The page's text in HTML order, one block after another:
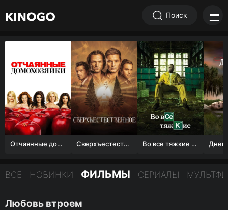
Поиск
Отчаянные домохозяйки (1 сезон) Сверхъестественное Во все тяжкие 1-5 сезон
ВСЕ НОВИНКИ ФИЛЬМЫ СЕРИАЛЫ
Любовь втроем